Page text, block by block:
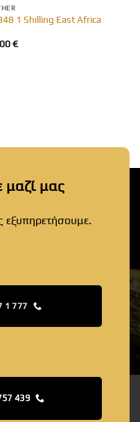
1 Shilling East Africa
€
μαζί μας
1 777
439